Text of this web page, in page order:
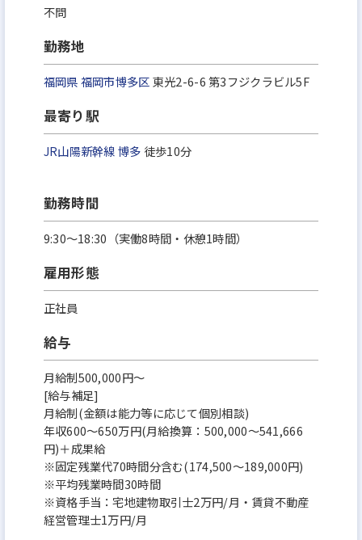
不問
勤務地
福岡県福岡市博多区東光2-6-6 第3フジクラビル5F
最寄り駅
JR山陽新幹線博多 徒歩10分
勤務時間
9:30～18:30（実働8時間・休憩1時間）
雇用形態
正社員
給与
月給制500,000円～
[給与補足]
月給制(金額は能力等に応じて個別相談)
年収600～650万円(月給換算：500,000～541,666
円)＋成果給
※固定残業代70時間分含む(174,500～189,000円)
※平均残業時間30時間
※資格手当：宅地建物取引士2万円/月・賃貸不動産
経営管理士1万円/月